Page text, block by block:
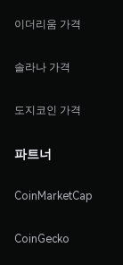
이더리움 가격
솔라나 가격
도지코인 가격
파트너
CoinMarketCap
CoinGecko